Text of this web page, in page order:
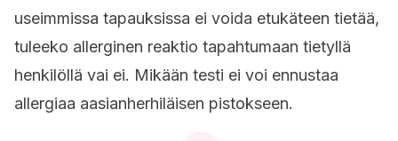
useimmissa tapauksissa ei voida etukäteen tietää,
tuleeko allerginen reaktio tapahtumaan tietyllä
henkilöllä vai ei. Mikään testi ei voi ennustaa
allergiaa aasianherhiläisen pistokseen.